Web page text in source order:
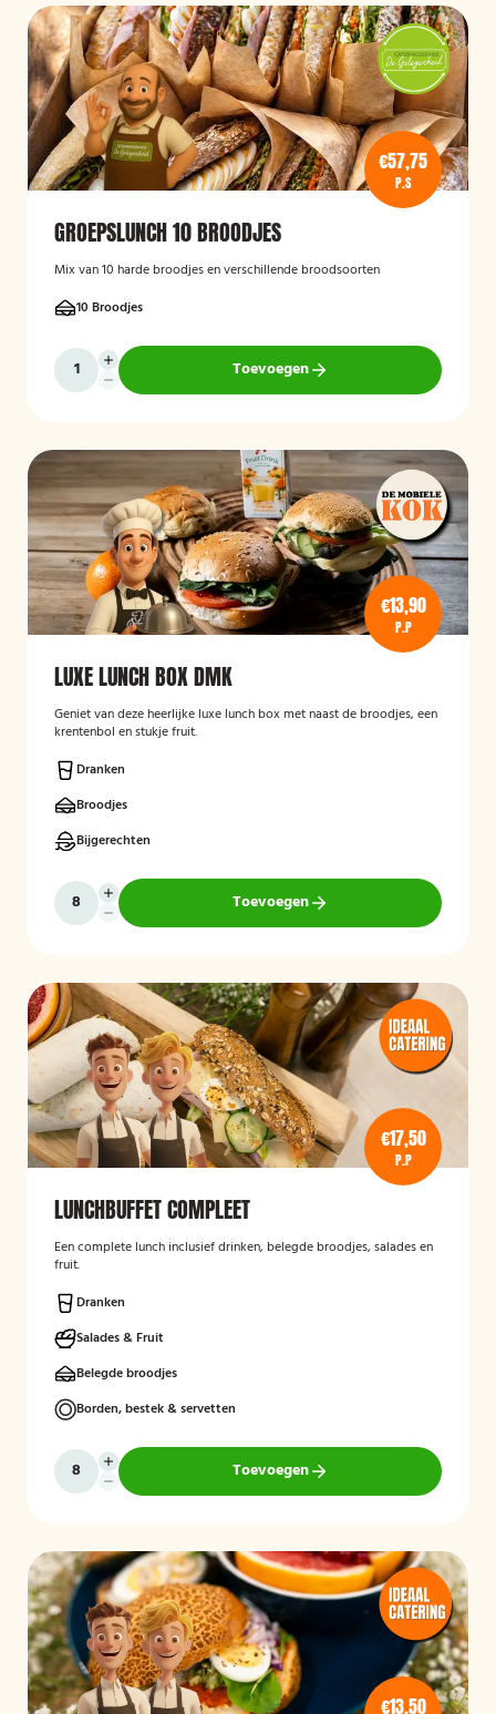
€57,75
P.S
GROEPSLUNCH 10 BROODJES
Mix van 10 harde broodjes en verschillende broodsoorten
10 Broodjes
Toevoegen
€13,90
P.P
LUXE LUNCH BOX DMK
Geniet van deze heerlijke luxe lunch box met naast de broodjes, een
krentenbol en stukje fruit.
Dranken
Broodjes
Bijgerechten
Toevoegen
€17,50
P.P
LUNCHBUFFET COMPLEET
Een complete lunch inclusief drinken, belegde broodjes, salades en
fruit.
Dranken
Salades & Fruit
Belegde broodjes
Borden, bestek & servetten
Toevoegen
€13,50